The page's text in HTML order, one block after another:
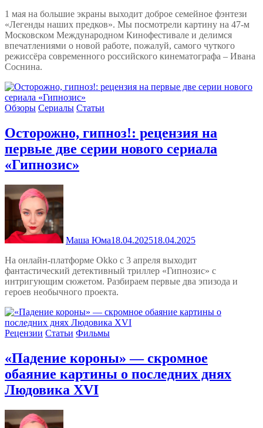
1 мая на большие экраны выходит доброе семейное фэнтези
«Легенды наших предков». Мы посмотрели картину на 47-м
Московском Международном Кинофестивале и делимся
впечатлениями о новой работе, пожалуй, самого чуткого
режиссёра современного российского кинематографа – Ивана
Соснина.
Обзоры Сериалы Статьи
Осторожно, гипноз!: рецензия на
первые две серии нового сериала
«Гипнозис»
Маша Юма18.04.202518.04.2025
На онлайн-платформе Okko с 3 апреля выходит
фантастический детективный триллер «Гипнозис» с
интригующим сюжетом. Разбираем первые два эпизода и
героев необычного проекта.
Рецензии Статьи Фильмы
«Падение короны» — скромное
обаяние картины о последних днях
Людовика XVI